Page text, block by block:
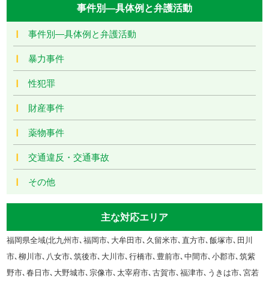
事件別―具体例と弁護活動
事件別―具体例と弁護活動
暴力事件
性犯罪
財産事件
薬物事件
交通違反・交通事故
その他
主な対応エリア
福岡県全域(北九州市､福岡市､大牟田市､久留米市､直方市､飯塚市､田川
市､柳川市､八女市､筑後市､大川市､行橋市､豊前市､中間市､小郡市､筑紫
野市､春日市､大野城市､宗像市､太宰府市､古賀市､福津市､うきは市､宮若